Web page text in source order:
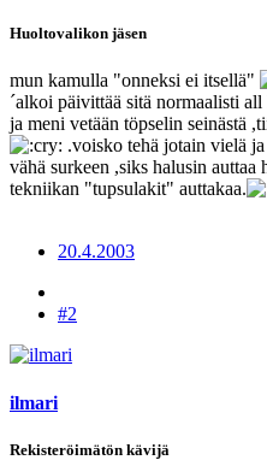
Huoltovalikon jäsen
mun kamulla "onneksi ei itsellä"
´alkoi päivittää sitä normaalisti
ja meni vetään töpselin seinästä
.voisko tehä jotain vielä
vähä surkeen ,siks halusin auttaa
tekniikan "tupsulakit" auttakaa.
20.4.2003
#2
ilmari
Rekisteröimätön kävijä